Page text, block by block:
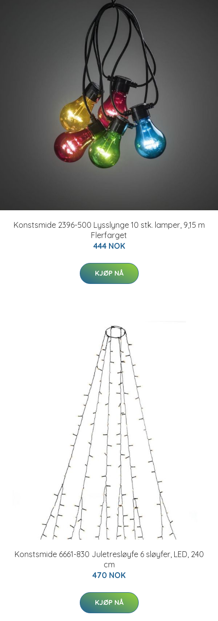
Konstsmide 2396-500 Lysslynge 10 stk. lamper, 9,15 m
Flerfarget
444 NOK
KJØP NÅ
Konstsmide 6661-830 Juletresløyfe 6 sløyfer, LED, 240
cm
470 NOK
KJØP NÅ